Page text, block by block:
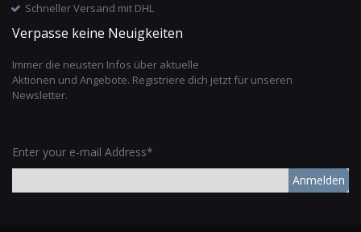
Schneller Versand mit DHL
Verpasse keine Neuigkeiten
Immer die neusten Infos über aktuelle
Aktionen und Angebote. Registriere dich jetzt für unseren
Newsletter.
Enter your e-mail Address*
Anmelden